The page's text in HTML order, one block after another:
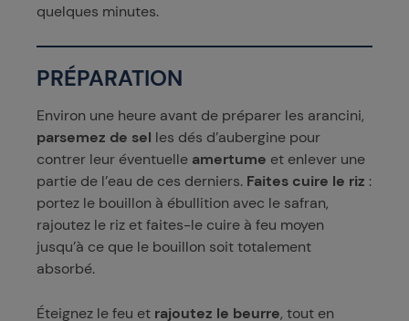
quelques minutes.
PRÉPARATION
Environ une heure avant de préparer les arancini,
parsemez de sel les dés d’aubergine pour
contrer leur éventuelle amertume et enlever une
partie de l’eau de ces derniers. Faites cuire le riz :
portez le bouillon à ébullition avec le safran,
rajoutez le riz et faites-le cuire à feu moyen
jusqu’à ce que le bouillon soit totalement
absorbé.
Éteignez le feu et rajoutez le beurre, tout en